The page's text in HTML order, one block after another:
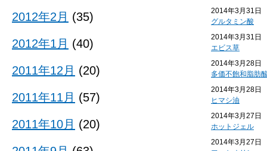
2014年3月31日
グルタミン酸
2014年3月31日
エビス草
2014年3月28日
多価不飽和脂肪
2014年3月28日
ヒマシ油
2014年3月27日
ホットジェル
2014年3月27日
2012年2月 (35)
2012年1月 (40)
2011年12月 (20)
2011年11月 (57)
2011年10月 (20)